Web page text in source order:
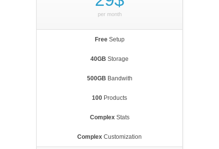
per month
FreeSetup
40GB Storage
500GB Bandwith
100 Products
ComplexStats
Complex Customization